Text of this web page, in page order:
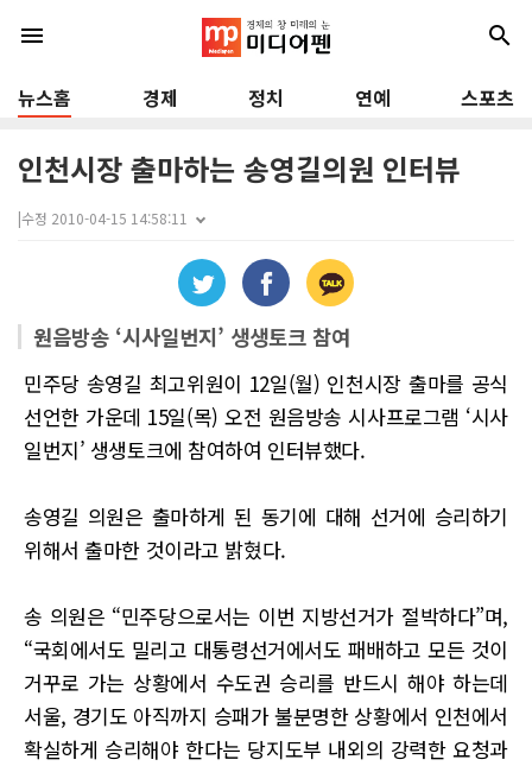
menu search
뉴스홈 경제 정치 연예 스포츠
인천시장 출마하는 송영길의원 인터뷰
|수정 2010-04-15 14:58:11
원음방송 ‘시사일번지’ 생생토크 참여
민주당 송영길 최고위원이 12일(월) 인천시장 출마를 공식
선언한 가운데 15일(목) 오전 원음방송 시사프로그램 ‘시사
일번지’ 생생토크에 참여하여 인터뷰했다.
송영길 의원은 출마하게 된 동기에 대해 선거에 승리하기
위해서 출마한 것이라고 밝혔다.
송 의원은 “민주당으로서는 이번 지방선거가 절박하다”며,
“국회에서도 밀리고 대통령선거에서도 패배하고 모든 것이
거꾸로 가는 상황에서 수도권 승리를 반드시 해야 하는데
서울, 경기도 아직까지 승패가 불분명한 상황에서 인천에서
확실하게 승리해야 한다는 당지도부 내외의 강력한 요청과